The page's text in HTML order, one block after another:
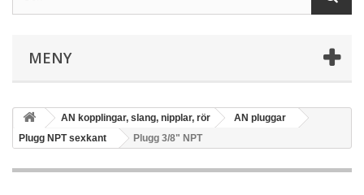
MENY
AN kopplingar, slang, nipplar, rör
AN pluggar
Plugg NPT sexkant
Plugg 3/8" NPT